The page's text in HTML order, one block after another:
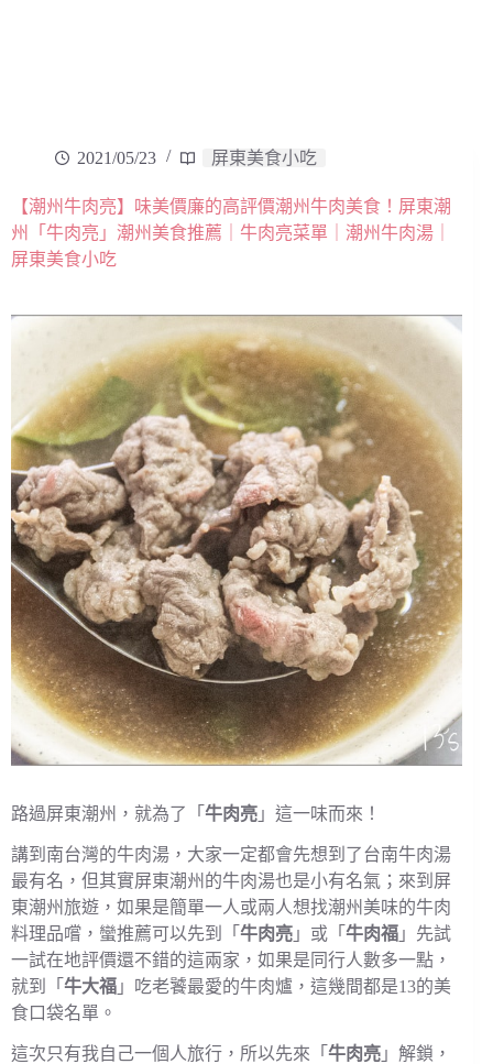
2021/05/23 屏東美食小吃
【潮州牛肉亮】味美價廉的高評價潮州牛肉美食！屏東潮
州「牛肉亮」潮州美食推薦｜牛肉亮菜單｜潮州牛肉湯｜
屏東美食小吃
路過屏東潮州，就為了「 牛肉亮 」這一味而來！
講到南台灣的牛肉湯，大家一定都會先想到了台南牛肉湯
最有名，但其實屏東潮州的牛肉湯也是小有名氣；來到屏
東潮州旅遊，如果是簡單一人或兩人想找潮州美味的牛肉
料理品嚐，蠻推薦可以先到「 牛肉亮 」或「 牛肉福 」先試
一試在地評價還不錯的這兩家，如果是同行人數多一點，
就到「 牛大福 」吃老饕最愛的牛肉爐，這幾間都是13的美
食口袋名單。
這次只有我自己一個人旅行，所以先來「 牛肉亮 」解鎖，